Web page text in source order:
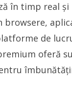
în timp real
browsere,
de
oferă